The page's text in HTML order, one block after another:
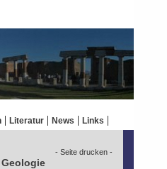
Literatur News Links
- Seite drucken -